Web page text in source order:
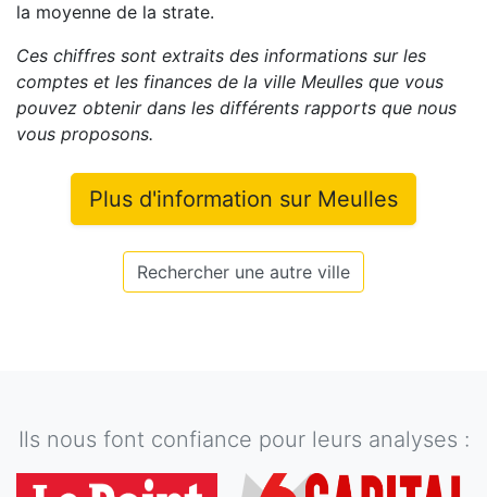
la moyenne de la strate.
Ces chiffres sont extraits des informations sur les
comptes et les finances de la ville Meulles que vous
pouvez obtenir dans les différents rapports que nous
vous proposons.
Plus d'information sur Meulles
Rechercher une autre ville
Ils nous font confiance pour leurs analyses :